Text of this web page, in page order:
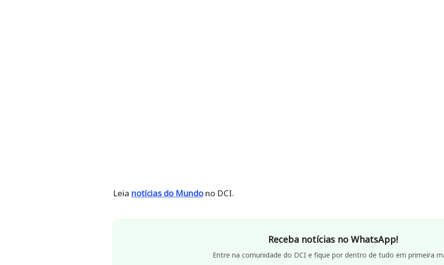
Leia notícias do Mundono DCI.
Receba notícias no WhatsApp!
Entre na comunidade do DCI e fique por dentro de tudo em primeira